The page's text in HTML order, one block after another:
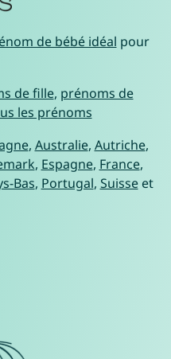
de bébé idéal pour
de fille, prénoms de
les prénoms
, Australie, Autriche,
, Espagne, France,
Bas, Portugal, Suisseet